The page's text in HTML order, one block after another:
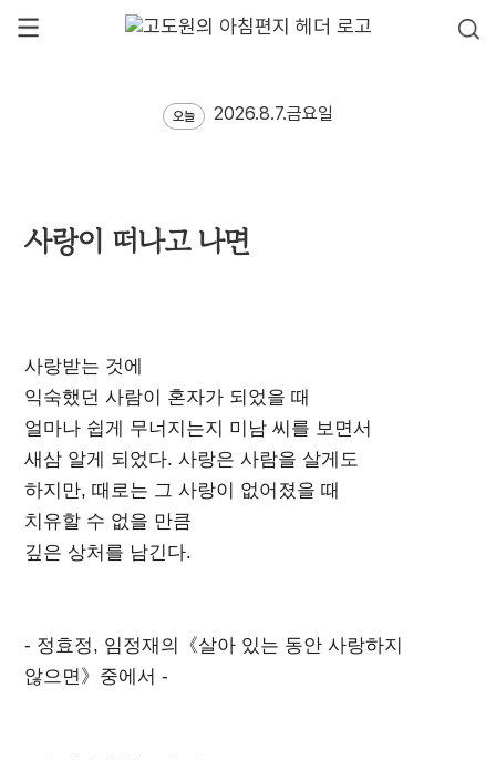
오늘 2026.8.7.금요일
사랑이 떠나고 나면
사랑받는 것에
익숙했던 사람이 혼자가 되었을 때
얼마나 쉽게 무너지는지 미남 씨를 보면서
새삼 알게 되었다. 사랑은 사람을 살게도
하지만, 때로는 그 사랑이 없어졌을 때
치유할 수 없을 만큼
깊은 상처를 남긴다.
- 정효정, 임정재의《살아 있는 동안 사랑하지
않으면》중에서 -